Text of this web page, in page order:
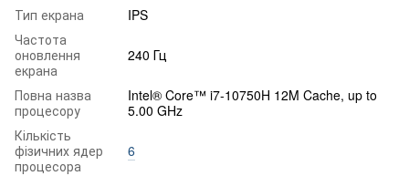
Тип екрана
IPS
Частота
оновлення
екрана
240 Гц
Повна назва
процесору
Intel® Core™ i7-10750H 12M Cache, up to
5.00 GHz
Кількість
фізичних ядер
процесора
6